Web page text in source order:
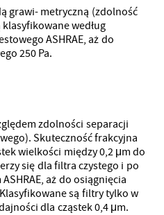
grawi- metryczną (zdolność
według
ASHRAE, aż do
250 Pa.
zdolności separacji
Skuteczność frakcyjna
wielkości między 0,2 μm do
się dla filtra czystego i po
aż do osiągnięcia
są filtry tylko w
dla cząstek 0,4 μm.